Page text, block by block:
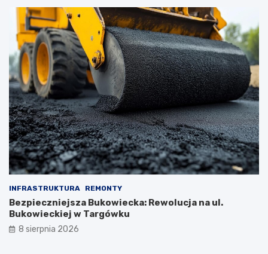
INFRASTRUKTURA REMONTY
Bezpieczniejsza Bukowiecka: Rewolucja na ul.
Bukowieckiej w Targówku
8 sierpnia 2026